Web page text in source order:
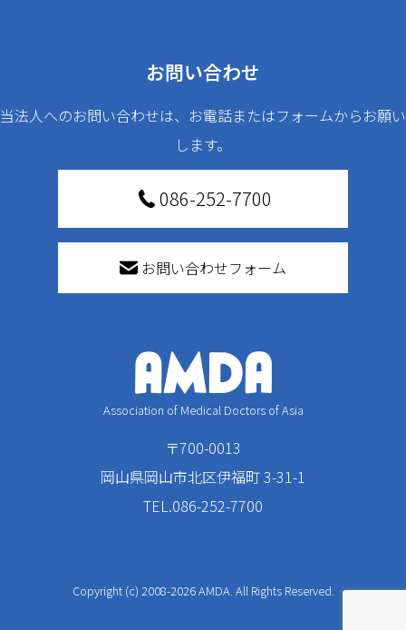
お問い合わせ
当法人へのお問い合わせは、お電話またはフォームからお願い
します。
086-252-7700
お問い合わせフォーム
Association of Medical Doctors of Asia
〒700-0013
岡山県岡山市北区伊福町 3-31-1
TEL.086-252-7700
Copyright (c) 2008-2026 AMDA. All Rights Reserved.